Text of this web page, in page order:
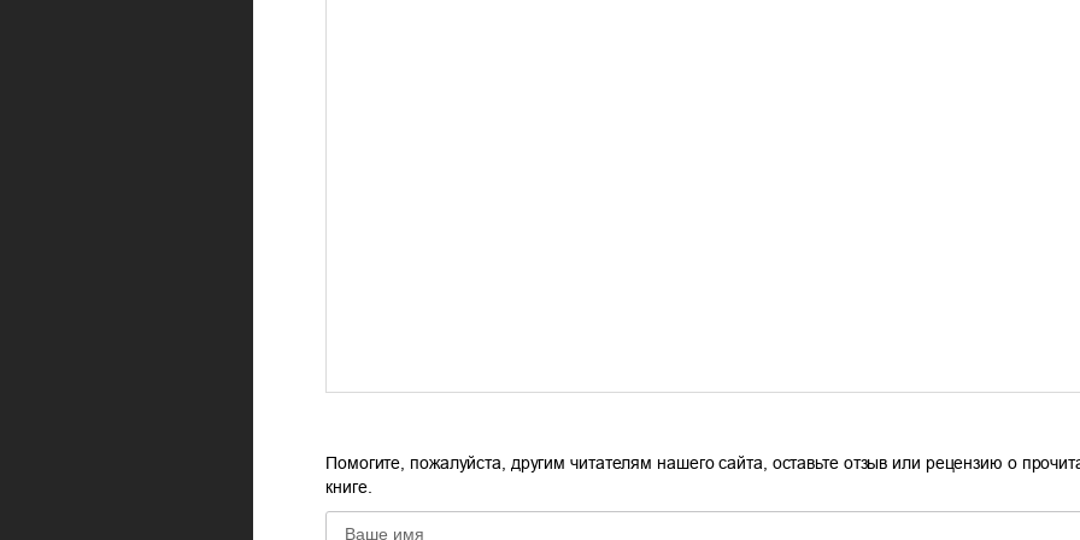
Помогите, пожалуйста, другим читателям нашего сайта, оставьте отзыв или рецензию о
книге.